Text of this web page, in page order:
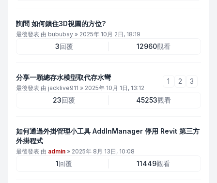
詢問 如何鎖住3D視圖的方位?
最後發表 由 bububay » 2025年 10月 2日, 18:19
3回覆 12960觀看
分享一顆總存水模型取代存水彎
最後發表 由 jacklive911 » 2025年 10月 1日, 13:12
1 2 3
23回覆 45253觀看
如何通過外掛管理小工具 AddInManager 停用 Revit 第三方
外掛程式
最後發表 由 admin » 2025年 8月 13日, 10:08
1回覆 11449觀看